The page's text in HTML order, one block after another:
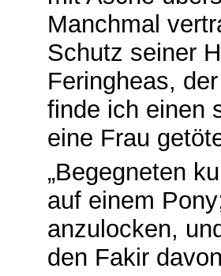
Manchmal
Schutz seiner
Feringheas,
finde ich einen
eine Frau
„Begegneten
auf einem
anzulocken,
den Fakir